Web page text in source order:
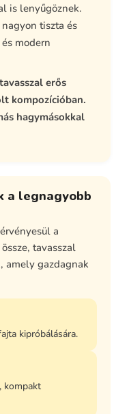
is lenyűgöznek.
tiszta és
modern
erős
kompozícióban.
hagymásokkal
a legnagyobb
a
tavasszal
amely gazdagnak
kipróbálására.
kompakt